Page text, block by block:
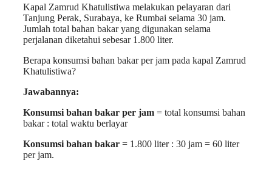
Kapal Zamrud Khatulistiwa melakukan pelayaran dari
Tanjung Perak, Surabaya, ke Rumbai selama 30 jam.
Jumlah total bahan bakar yang digunakan selama
perjalanan diketahui sebesar 1.800 liter.
Berapa konsumsi bahan bakar per jam pada kapal Zamrud
Khatulistiwa?
Jawabannya:
Konsumsi bahan bakar per jam = total konsumsi bahan
bakar : total waktu berlayar
Konsumsi bahan bakar = 1.800 liter : 30 jam = 60 liter
per jam.